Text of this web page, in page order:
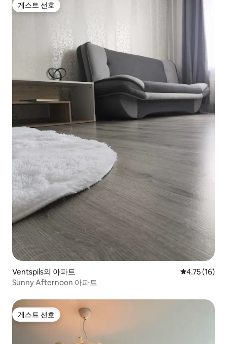
게스트 선호
게스트 선호
Ventspils의 아파트 평점 4.75점
4.75 (16)
Sunny Afternoon 아파트
게스트 선호
게스트 선호